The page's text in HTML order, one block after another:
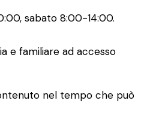
sabato 8:00-14:00.
e familiare ad accesso
nel tempo che può